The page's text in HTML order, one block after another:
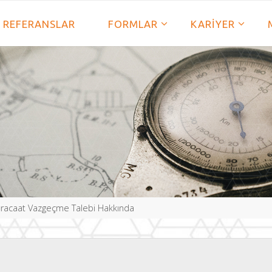
REFERANSLAR FORMLAR KARIYER
Vazgeçme Talebi Hakkında